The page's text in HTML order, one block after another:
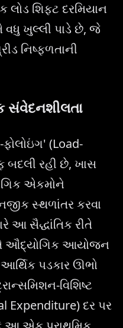
લોડ શિફ્ટ દરમિયાન
વધુ ખુલ્લી પાડે છે, જે
નિષ્ફળતાની
(Load-
બદલી રહી છે, ખાસ
એકમોને
સ્થળાંતર કરવા
આ સૈદ્ધાંતિક રીતે
તે ઔદ્યોગિક આયોજન
પડકાર ઊભો
વિશિષ્ટ
Expenditure) દર પર